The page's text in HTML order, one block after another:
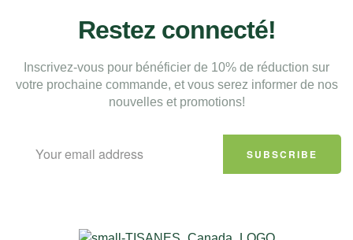
Restez connecté!
Inscrivez-vous pour bénéficier de 10% de réduction sur
votre prochaine commande, et vous serez informer de nos
nouvelles et promotions!
SUBSCRIBE